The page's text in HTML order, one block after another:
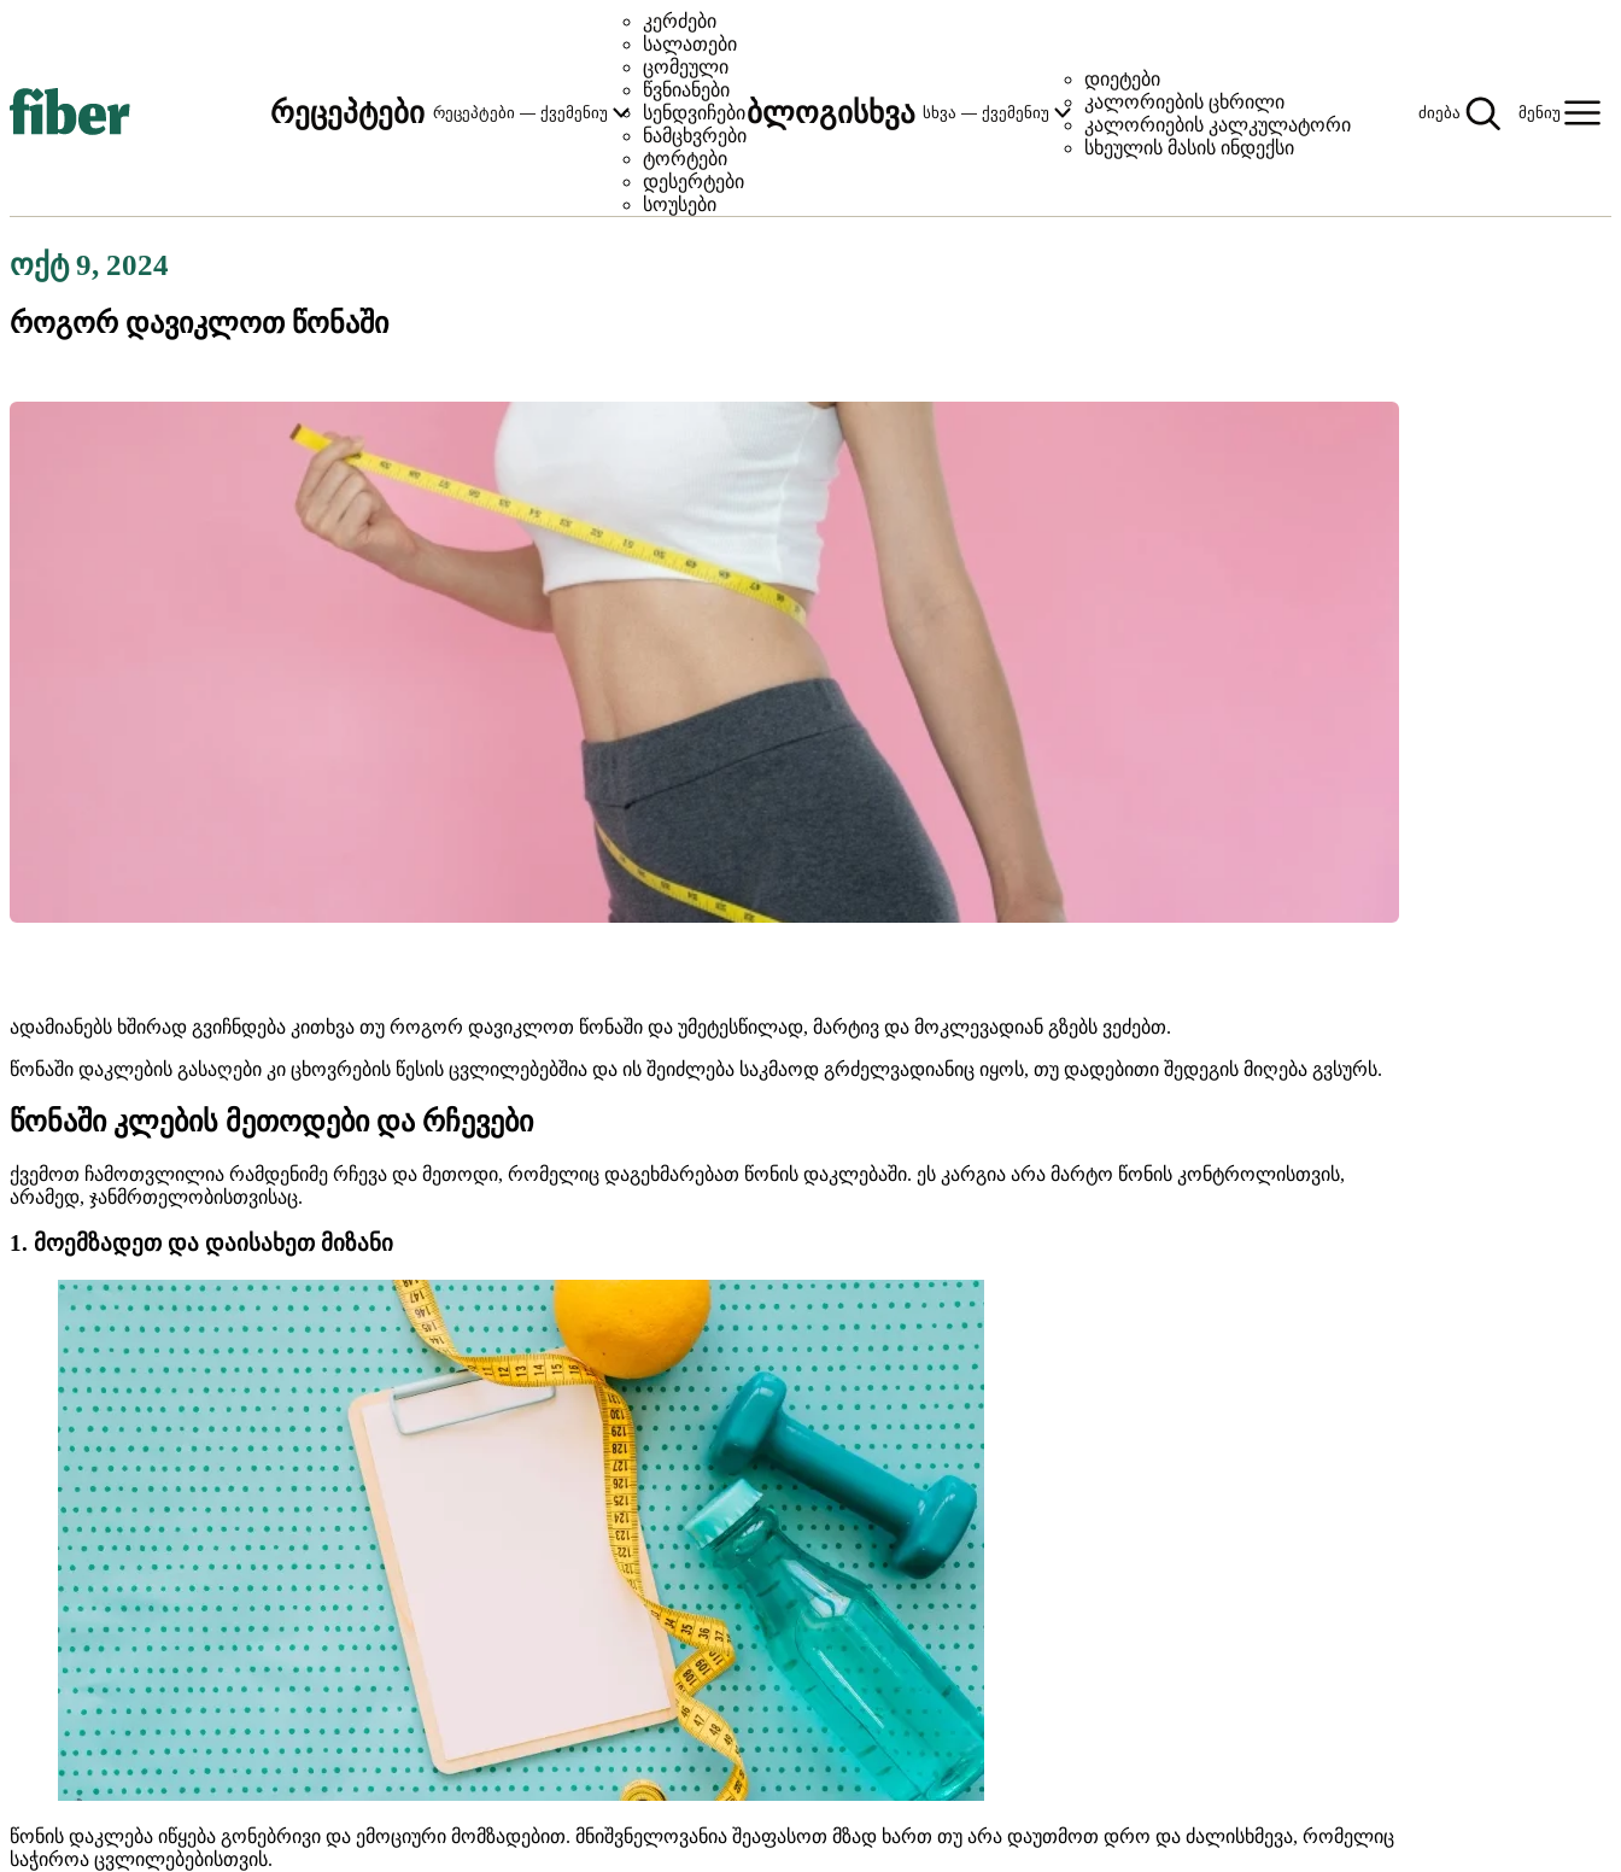
რეცეპტები რეცეპტები — ქვემენიუ
კერძები
სალათები
ცომეული
წვნიანები
სენდვიჩები
ნამცხვრები
ტორტები
დესერტები
სოუსები
ბლოგისხვა სხვა — ქვემენიუ
დიეტები
კალორიების ცხრილი
კალორიების კალკულატორი
სხეულის მასის ინდექსი
ძიება მენიუ
ოქტ 9, 2024
როგორ დავიკლოთ წონაში
ადამიანებს ხშირად გვიჩნდება კითხვა თუ როგორ დავიკლოთ წონაში და უმეტესწილად, მარტივ და მოკლევადიან გზებს ვეძებთ.
წონაში დაკლების გასაღები კი ცხოვრების წესის ცვლილებებშია და ის შეიძლება საკმაოდ გრძელვადიანიც იყოს, თუ დადებითი შედეგის მიღება გვსურს.
წონაში კლების მეთოდები და რჩევები
ქვემოთ ჩამოთვლილია რამდენიმე რჩევა და მეთოდი, რომელიც დაგეხმარებათ წონის დაკლებაში. ეს კარგია არა მარტო წონის კონტროლისთვის,
არამედ, ჯანმრთელობისთვისაც.
1. მოემზადეთ და დაისახეთ მიზანი
წონის დაკლება იწყება გონებრივი და ემოციური მომზადებით. მნიშვნელოვანია შეაფასოთ მზად ხართ თუ არა დაუთმოთ დრო და ძალისხმევა, რომელიც
საჭიროა ცვლილებებისთვის.